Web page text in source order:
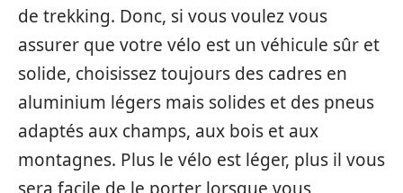
de trekking. Donc, si vous voulez vous
assurer que votre vélo est un véhicule sûr et
solide, choisissez toujours des cadres en
aluminium légers mais solides et des pneus
adaptés aux champs, aux bois et aux
montagnes. Plus le vélo est léger, plus il vous